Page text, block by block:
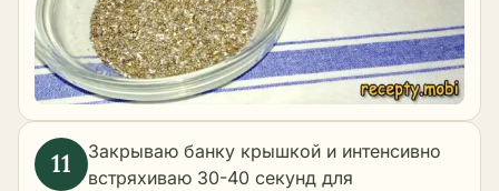
Закрываю банку крышкой и интенсивно
встряхиваю 30-40 секунд для